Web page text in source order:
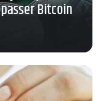
Bitcoin